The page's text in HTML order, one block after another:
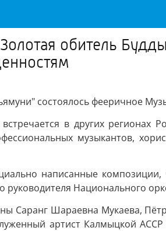
обитель
состоялось фееричное
в других регионах
музыкантов,
написанные композиции,
Национального
Саранг Шараевна Мукаева,
артист Калмыцкой